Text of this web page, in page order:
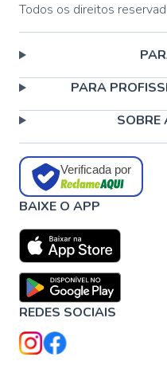
Todos os direitos
PARA
SOBRE
Verificada por
BAIXE O APP
REDES SOCIAIS